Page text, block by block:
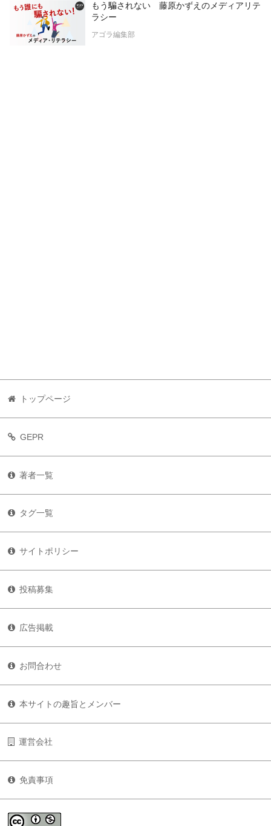
もう騙されない 藤原かずえのメディアリテ
ラシー
アゴラ編集部
トップページ
GEPR
著者一覧
タグ一覧
サイトポリシー
投稿募集
広告掲載
お問合わせ
本サイトの趣旨とメンバー
運営会社
免責事項